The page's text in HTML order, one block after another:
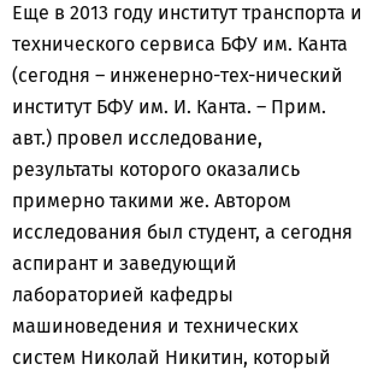
Еще в 2013 году институт транспорта и
технического сервиса БФУ им. Канта
(сегодня – инженерно-тех-нический
институт БФУ им. И. Канта. – Прим.
авт.) провел исследование,
результаты которого оказались
примерно такими же. Автором
исследования был студент, а сегодня
аспирант и заведующий
лабораторией кафедры
машиноведения и технических
систем Николай Никитин, который